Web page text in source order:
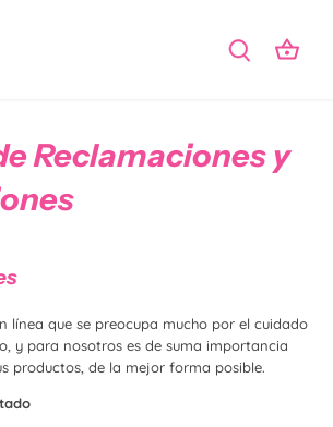
Reclamaciones y
línea que se preocupa mucho por el cuidado
y para nosotros es de suma importancia
productos, de la mejor forma posible.